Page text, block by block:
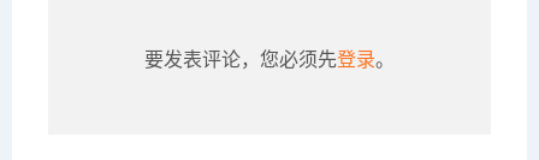
要发表评论，您必须先登录。